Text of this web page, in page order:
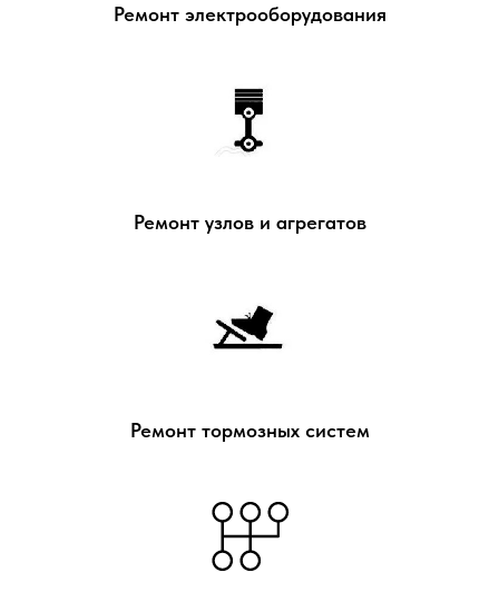
Ремонт электрооборудования
Ремонт узлов и агрегатов
Ремонт тормозных систем